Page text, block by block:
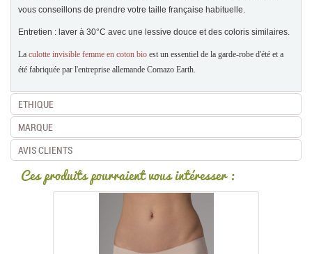
vous conseillons de prendre votre taille française habituelle.
Entretien : laver à 30°C avec une lessive douce et des coloris similaires.
La culotte invisible femme en coton bio est un essentiel de la garde-robe d'été et a
été fabriquée par l'entreprise allemande Comazo Earth.
ETHIQUE
MARQUE
AVIS CLIENTS
Ces produits pourraient vous intéresser :